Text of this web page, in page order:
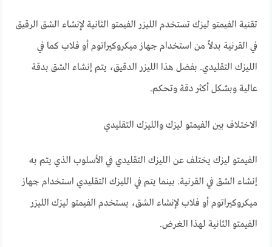
تقنية الفيمتو ليزك تستخدم الليزر الفيمتو الثانية لإنشاء الشق الرقيق
في القرنية بدلاً من استخدام جهاز ميكروكيراتوم أو فلاب كما في
الليزك التقليدي. بفضل هذا الليزر الدقيق، يتم إنشاء الشق بدقة
عالية وبشكل أكثر دقة وتحكم.
الاختلاف بين الفيمتو ليزك والليزك التقليدي
الفيمتو ليزك يختلف عن الليزك التقليدي في الأسلوب الذي يتم به
إنشاء الشق في القرنية. بينما يتم في الليزك التقليدي استخدام جهاز
ميكروكيراتوم أو فلاب لإنشاء الشق، يستخدم الفيمتو ليزك الليزر
الفيمتو الثانية لهذا الغرض.